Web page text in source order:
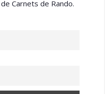
Carnets de Rando.